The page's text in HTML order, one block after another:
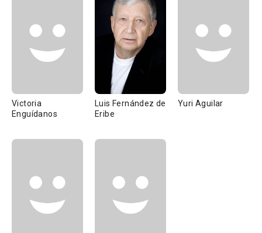
Victoria
Enguídanos
Luis Fernández de
Eribe
Yuri Aguilar